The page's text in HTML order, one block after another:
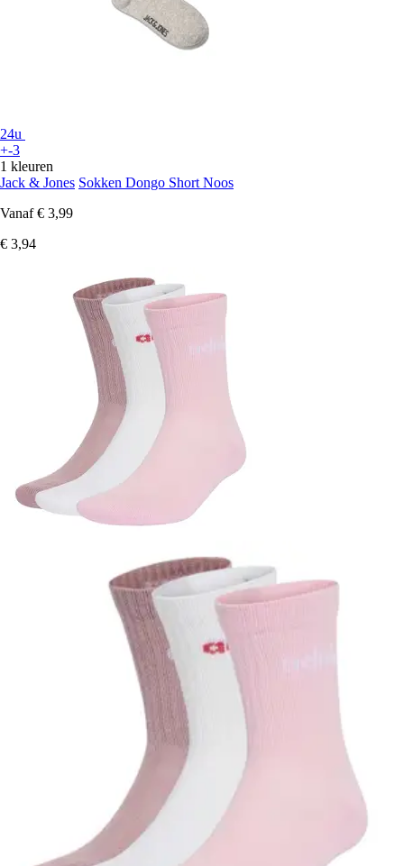
24u
+-3
1 kleuren
Jack & Jones Sokken Dongo Short Noos
Vanaf € 3,99
€ 3,94